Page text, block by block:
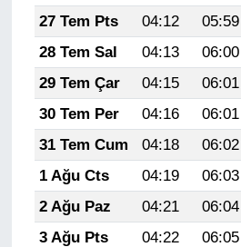
27 Tem Pts
04:12 05:59
28 Tem Sal
04:13 06:00
29 Tem Çar
04:15 06:01
30 Tem Per
04:16 06:01
31 Tem Cum
04:18 06:02
1 Ağu Cts
04:19 06:03
2 Ağu Paz
04:21 06:04
3 Ağu Pts
04:22 06:05